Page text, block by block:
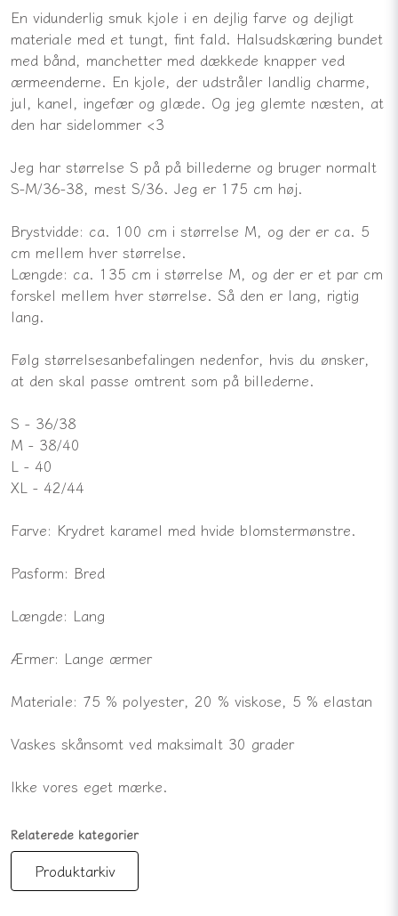
En vidunderlig smuk kjole i en dejlig farve og dejligt
materiale med et tungt, fint fald. Halsudskæring bundet
med bånd, manchetter med dækkede knapper ved
ærmeenderne. En kjole, der udstråler landlig charme,
jul, kanel, ingefær og glæde. Og jeg glemte næsten, at
den har sidelommer <3
Jeg har størrelse S på på billederne og bruger normalt
S-M/36-38, mest S/36. Jeg er 175 cm høj.
Brystvidde: ca. 100 cm i størrelse M, og der er ca. 5
cm mellem hver størrelse.
Længde: ca. 135 cm i størrelse M, og der er et par cm
forskel mellem hver størrelse. Så den er lang, rigtig
lang.
Følg størrelsesanbefalingen nedenfor, hvis du ønsker,
at den skal passe omtrent som på billederne.
S - 36/38
M - 38/40
L - 40
XL - 42/44
Farve: Krydret karamel med hvide blomstermønstre.
Pasform: Bred
Længde: Lang
Ærmer: Lange ærmer
Materiale: 75 % polyester, 20 % viskose, 5 % elastan
Vaskes skånsomt ved maksimalt 30 grader
Ikke vores eget mærke.
Relaterede kategorier
Produktarkiv